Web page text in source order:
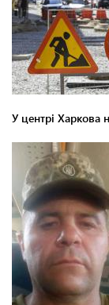
У центрі Харкова